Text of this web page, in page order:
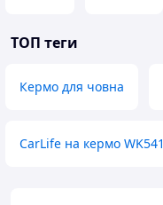
ТОП теги
Кермо для човна
CarLife на кермо WK541